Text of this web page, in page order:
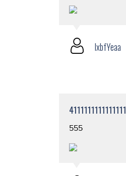
lxbfYeaa
4111111111111111
555